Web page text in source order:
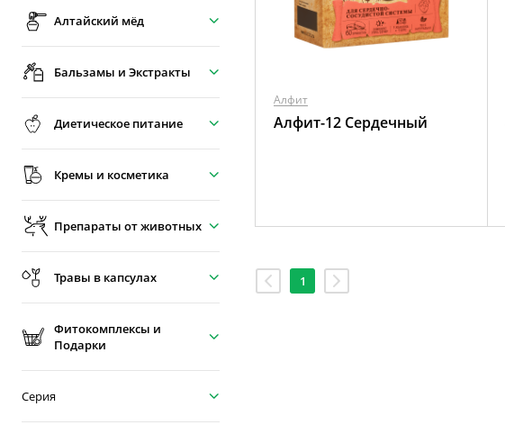
Алтайский мёд
Бальзамы и Экстракты
Диетическое питание
Кремы и косметика
Препараты от животных
Травы в капсулах
Фитокомплексы и
Подарки
Серия
Алфит
Алфит-12 Сердечный
1